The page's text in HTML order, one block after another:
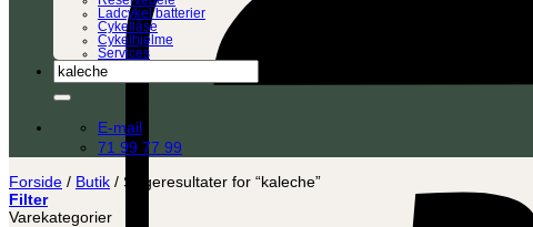
Ladcykel batterier
Cykellåse
Cykelhjelme
Services
Søg
efter:
E-mail
71 99 77 99
Forside / Butik / Søgeresultater for “kaleche”
Filter
Varekategorier